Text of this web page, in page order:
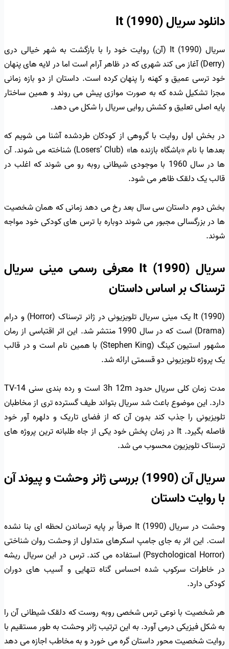
دانلود سریال It (1990)
سریال It (1990) (آن) روایت خود را با بازگشت به شهر خیالی دری
(Derry) آغاز می کند شهری که در ظاهر آرام است اما در لایه های پنهان
خود ترسی عمیق و کهنه را پنهان کرده است. داستان از دو بازه زمانی
مجزا تشکیل شده که به صورت موازی پیش می روند و همین ساختار
پایه اصلی تعلیق و کشش روایی سریال را شکل می دهد.
در بخش اول روایت با گروهی از کودکان طردشده آشنا می شویم که
بعدها با نام «باشگاه بازنده ها» (Losers’ Club) شناخته می شوند. آن
ها در سال 1960 با موجودی شیطانی روبه رو می شوند که اغلب در
قالب یک دلقک ظاهر می شود.
بخش دوم داستان سی سال بعد رخ می دهد زمانی که همان شخصیت
ها در بزرگسالی مجبور می شوند دوباره با ترس های کودکی خود مواجه
شوند.
سریال It (1990) معرفی رسمی مینی سریال
ترسناک بر اساس داستان
It (1990) یک مینی سریال تلویزیونی در ژانر ترسناک (Horror) و درام
(Drama) است که در سال 1990 منتشر شد. این اثر اقتباسی از رمان
مشهور استیون کینگ (Stephen King) با همین نام است و در قالب
یک پروژه تلویزیونی دو قسمتی ارائه شد.
مدت زمان کلی سریال حدود 3h 12m است و رده بندی سنی TV-14
دارد. این موضوع باعث شد سریال بتواند طیف گسترده تری از مخاطبان
تلویزیونی را جذب کند بدون آن که از فضای تاریک و دلهره آور خود
فاصله بگیرد. It در زمان پخش خود یکی از جاه طلبانه ترین پروژه های
ترسناک تلویزیون محسوب می شد.
سریال آن (1990) بررسی ژانر وحشت و پیوند آن
با روایت داستان
وحشت در سریال It (1990) صرفاً بر پایه ترساندن لحظه ای بنا نشده
است. این اثر به جای جامپ اسکرهای متداول از وحشت روان شناختی
(Psychological Horror) استفاده می کند. ترس در این سریال ریشه
در خاطرات سرکوب شده احساس گناه تنهایی و آسیب های دوران
کودکی دارد.
هر شخصیت با نوعی ترس شخصی روبه روست که دلقک شیطانی آن را
به شکل فیزیکی درمی آورد. به این ترتیب ژانر وحشت به طور مستقیم با
روایت شخصیت محور داستان گره می خورد و به مخاطب اجازه می دهد